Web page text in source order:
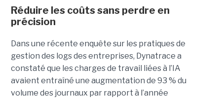
Réduire les coûts sans perdre en
précision
Dans une récente enquête sur les pratiques de
gestion des logs des entreprises, Dynatrace a
constaté que les charges de travail liées à l’IA
avaient entraîné une augmentation de 93 % du
volume des journaux par rapport à l’année